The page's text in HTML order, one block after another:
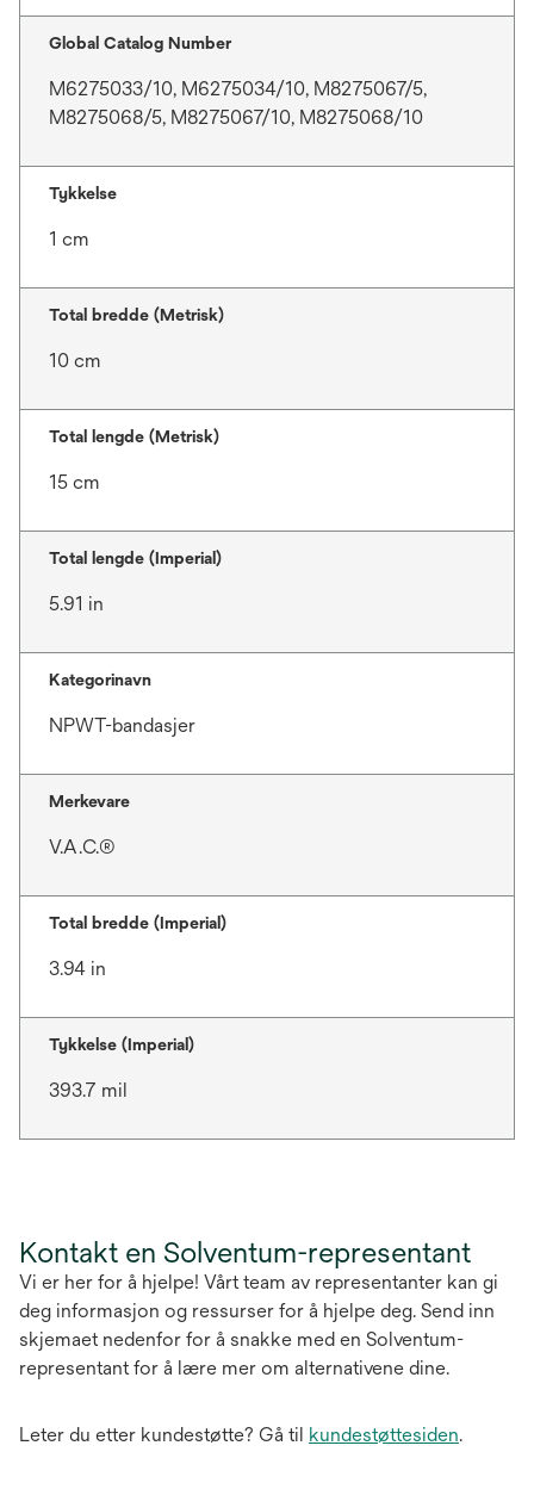
Global Catalog Number
M6275033/10, M6275034/10, M8275067/5,
M8275068/5, M8275067/10, M8275068/10
Tykkelse
1 cm
Total bredde (Metrisk)
10 cm
Total lengde (Metrisk)
15 cm
Total lengde (Imperial)
5.91 in
Kategorinavn
NPWT-bandasjer
Merkevare
V.A.C.®
Total bredde (Imperial)
3.94 in
Tykkelse (Imperial)
393.7 mil
Kontakt en Solventum-representant
Vi er her for å hjelpe! Vårt team av representanter kan gi
deg informasjon og ressurser for å hjelpe deg. Send inn
skjemaet nedenfor for å snakke med en Solventum-
representant for å lære mer om alternativene dine.
Leter du etter kundestøtte? Gå til kundestøttesiden.